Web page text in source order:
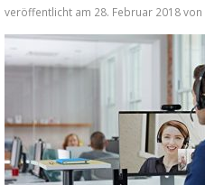
veröffentlicht am 28. Februar 2018 von